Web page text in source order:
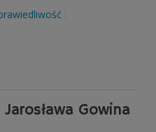
Gowina